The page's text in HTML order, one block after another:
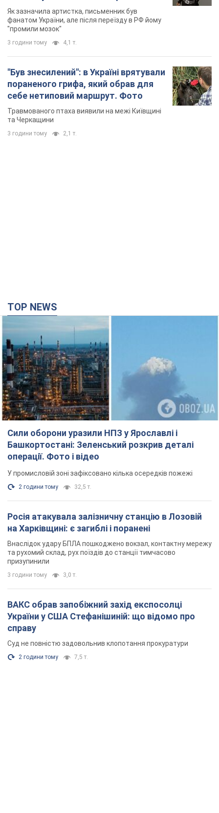
не знав, а тепер хоче геноциду
українців
Як зазначила артистка, письменник був
фанатом України, але після переїзду в РФ йому
"промили мозок"
3 години тому 4,1 т.
"Був знесилений": в Україні врятували
пораненого грифа, який обрав для
себе нетиповий маршрут. Фото
Травмованого птаха виявили на межі Київщині
та Черкащини
3 години тому 2,1 т.
TOP NEWS
Сили оборони уразили НПЗ у Ярославлі і
Башкортостані: Зеленський розкрив деталі
операції. Фото і відео
У промисловій зоні зафіксовано кілька осередків пожежі
2 години тому 32,5 т.
Росія атакувала залізничну станцію в Лозовій
на Харківщині: є загиблі і поранені
Внаслідок удару БПЛА пошкоджено вокзал, контактну мережу
та рухомий склад, рух поїздів до станції тимчасово
призупинили
3 години тому 3,0 т.
ВАКС обрав запобіжний захід експосолці
України у США Стефанішиній: що відомо про
справу
Суд не повністю задовольнив клопотання прокуратури
2 години тому 7,5 т.